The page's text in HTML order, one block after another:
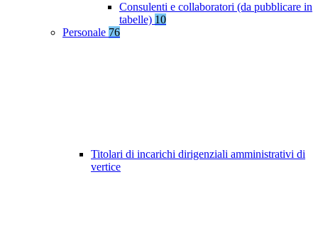
Consulenti e collaboratori (da pubblicare in
tabelle) 10
Personale 76
Titolari di incarichi dirigenziali amministrativi di
vertice